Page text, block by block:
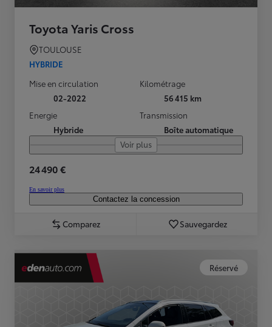
Toyota Yaris Cross
TOULOUSE
HYBRIDE
Mise en circulation
02-2022
Kilométrage
56 415 km
Energie
Hybride
Transmission
Boîte automatique
Voir plus
24 490 €
En savoir plus
Contactez la concession
Comparez Sauvegardez
Réservé